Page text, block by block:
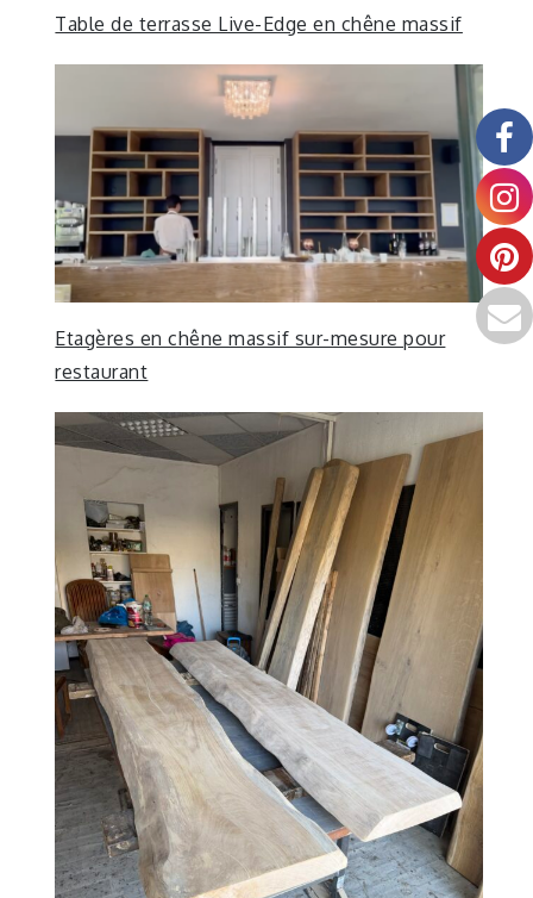
Table de terrasse Live-Edge en chêne massif
Etagères en chêne massif sur-mesure pour
restaurant